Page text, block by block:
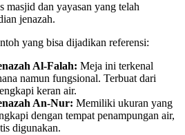
dan yayasan yang telah
jenazah.
yang bisa dijadikan referensi:
Al-Falah: Meja ini terkenal
namun fungsional. Terbuat dari
keran air.
An-Nur: Memiliki ukuran yang
dengan tempat penampungan air,
digunakan.